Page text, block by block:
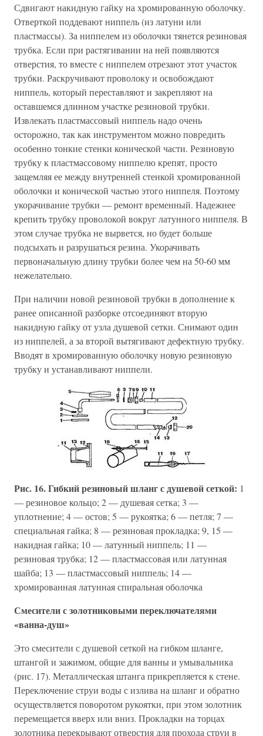
Сдвигают накидную гайку на хромированную оболочку.
Отверткой поддевают ниппель (из латуни или
пластмассы). За ниппелем из оболочки тянется резиновая
трубка. Если при растягивании на ней появляются
отверстия, то вместе с ниппелем отрезают этот участок
трубки. Раскручивают проволоку и освобождают
ниппель, который переставляют и закрепляют на
оставшемся длинном участке резиновой трубки.
Извлекать пластмассовый ниппель надо очень
осторожно, так как инструментом можно повредить
особенно тонкие стенки конической части. Резиновую
трубку к пластмассовому ниппелю крепят, просто
защемляя ее между внутренней стенкой хромированной
оболочки и конической частью этого ниппеля. Поэтому
укорачивание трубки — ремонт временный. Надежнее
крепить трубку проволокой вокруг латунного ниппеля. В
этом случае трубка не вырвется, но будет больше
подсыхать и разрушаться резина. Укорачивать
первоначальную длину трубки более чем на 50-60 мм
нежелательно.
При наличии новой резиновой трубки в дополнение к
ранее описанной разборке отсоединяют вторую
накидную гайку от узла душевой сетки. Снимают один
из ниппелей, а за второй вытягивают дефектную трубку.
Вводят в хромированную оболочку новую резиновую
трубку и устанавливают ниппели.
Рис. 16. Гибкий резиновый шланг с душевой сеткой: 1
— резиновое кольцо; 2 — душевая сетка; 3 —
уплотнение; 4 — остов; 5 — рукоятка; 6 — петля; 7 —
специальная гайка; 8 — резиновая прокладка; 9, 15 —
накидная гайка; 10 — латунный ниппель; 11 —
резиновая трубка; 12 — пластмассовая или латунная
шайба; 13 — пластмассовый ниппель; 14 —
хромированная латунная спиральная оболочка
Смесители с золотниковыми переключателями
«ванна-душ»
Это смесители с душевой сеткой на гибком шланге,
штангой и зажимом, общие для ванны и умывальника
(рис. 17). Металлическая штанга прикрепляется к стене.
Переключение струи воды с излива на шланг и обратно
осуществляется поворотом рукоятки, при этом золотник
перемещается вверх или вниз. Прокладки на торцах
золотника перекрывают отверстия для прохода струи в